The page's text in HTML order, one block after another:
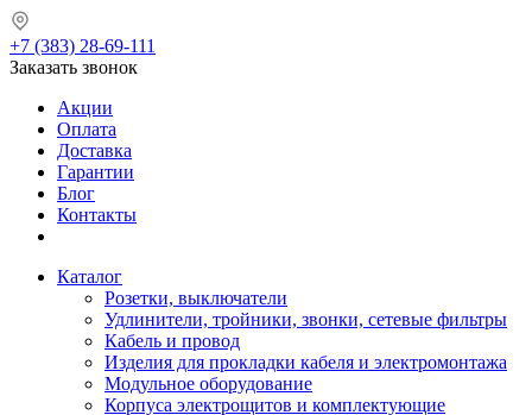
+7 (383) 28-69-111
Заказать звонок
Акции
Оплата
Доставка
Гарантии
Блог
Контакты
Каталог
Розетки, выключатели
Удлинители, тройники, звонки, сетевые фильтры
Кабель и провод
Изделия для прокладки кабеля и электромонтажа
Модульное оборудование
Корпуса электрощитов и комплектующие